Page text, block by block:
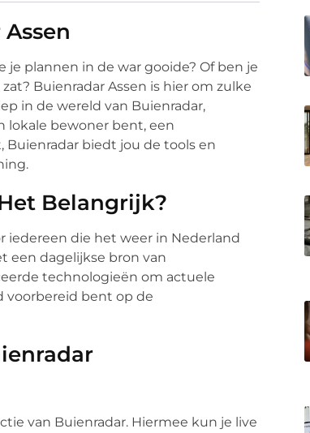
plannen in de war gooide? Of ben je
Buienradar Assen is hier om zulke
in de wereld van Buienradar,
lokale bewoner bent, een
Buienradar biedt jou de tools en
Belangrijk?
iedereen die het weer in Nederland
een dagelijkse bron van
technologieën om actuele
voorbereid bent op de
van Buienradar. Hiermee kun je live